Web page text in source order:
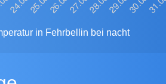
in Fehrbellin bei nacht